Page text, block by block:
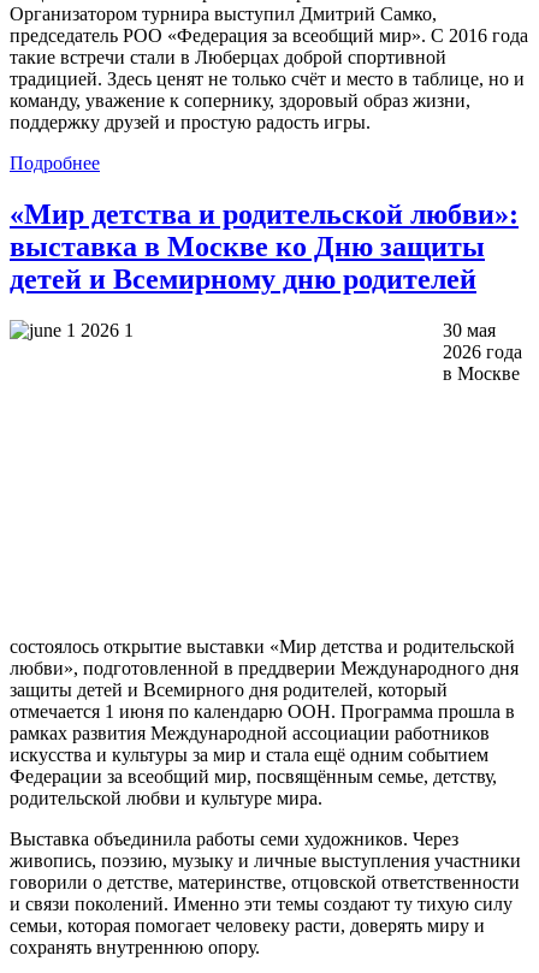
Организатором турнира выступил Дмитрий Самко,
председатель РОО «Федерация за всеобщий мир». С 2016 года
такие встречи стали в Люберцах доброй спортивной
традицией. Здесь ценят не только счёт и место в таблице, но и
команду, уважение к сопернику, здоровый образ жизни,
поддержку друзей и простую радость игры.
Подробнее
«Мир детства и родительской любви»:
выставка в Москве ко Дню защиты
детей и Всемирному дню родителей
30 мая
2026 года
в Москве
состоялось открытие выставки «Мир детства и родительской
любви», подготовленной в преддверии Международного дня
защиты детей и Всемирного дня родителей, который
отмечается 1 июня по календарю ООН. Программа прошла в
рамках развития Международной ассоциации работников
искусства и культуры за мир и стала ещё одним событием
Федерации за всеобщий мир, посвящённым семье, детству,
родительской любви и культуре мира.
Выставка объединила работы семи художников. Через
живопись, поэзию, музыку и личные выступления участники
говорили о детстве, материнстве, отцовской ответственности
и связи поколений. Именно эти темы создают ту тихую силу
семьи, которая помогает человеку расти, доверять миру и
сохранять внутреннюю опору.